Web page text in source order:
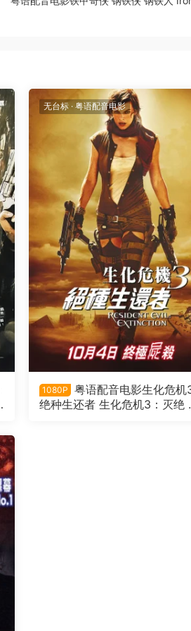
无台标 ·粤语配音电影
1080P
粤语配音电影生化危机
绝种生还者 生化危机3：灭绝